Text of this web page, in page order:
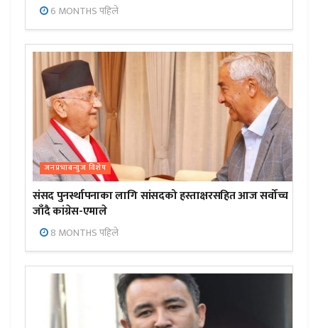
6 MONTHS पहिले
जनप्रभाबन्युज विशेष
संसद पुनर्स्थापनाका लागि सांसदको हस्ताक्षरसहित आज सर्वोच्च
जाँदै कांग्रेस-एमाले
8 MONTHS पहिले